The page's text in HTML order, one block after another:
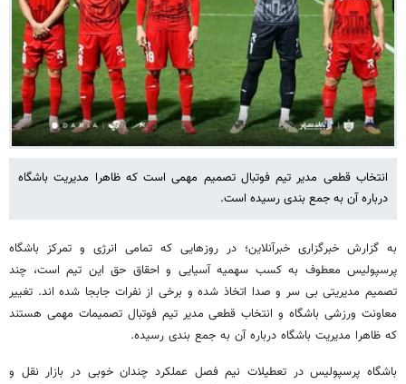
انتخاب قطعی مدیر تیم فوتبال تصمیم مهمی است که ظاهرا مدیریت باشگاه
درباره آن به جمع بندی رسیده است.
به گزارش خبرگزاری خبرآنلاین؛ در روزهایی که تمامی انرژی و تمرکز باشگاه
پرسپولیس معطوف به کسب سهمیه آسیایی و احقاق حق این تیم است، چند
تصمیم مدیریتی بی سر و صدا اتخاذ شده و برخی از نفرات جابجا شده اند. تغییر
معاونت ورزشی باشگاه و انتخاب قطعی مدیر تیم فوتبال تصمیمات مهمی هستند
که ظاهرا مدیریت باشگاه درباره آن به جمع بندی رسیده.
باشگاه پرسپولیس در تعطیلات نیم فصل عملکرد چندان خوبی در بازار نقل و